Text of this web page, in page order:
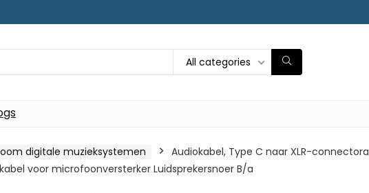
All categories
digitale muzieksystemen
Audiokabel, Type C naar XLR-
voor microfoonversterker Luidsprekersnoer B/a